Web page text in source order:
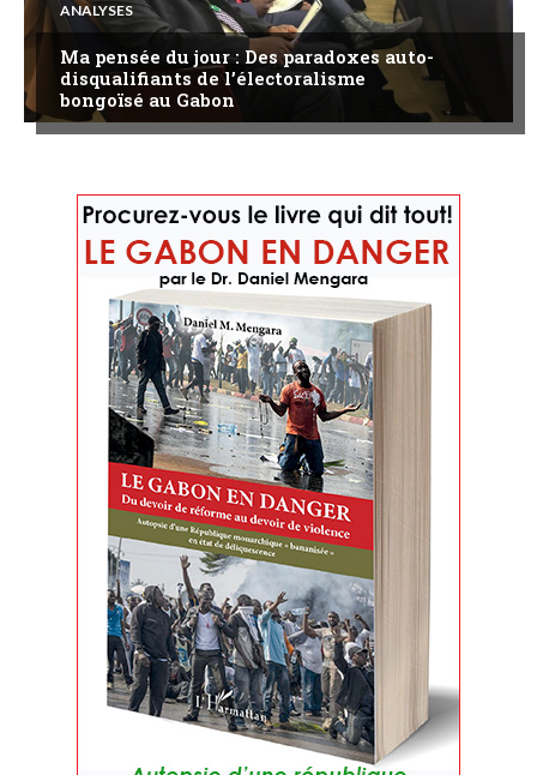
ANALYSES
Ma pensée du jour : Des paradoxes auto-
disqualifiants de l’électoralisme
bongoïsé au Gabon